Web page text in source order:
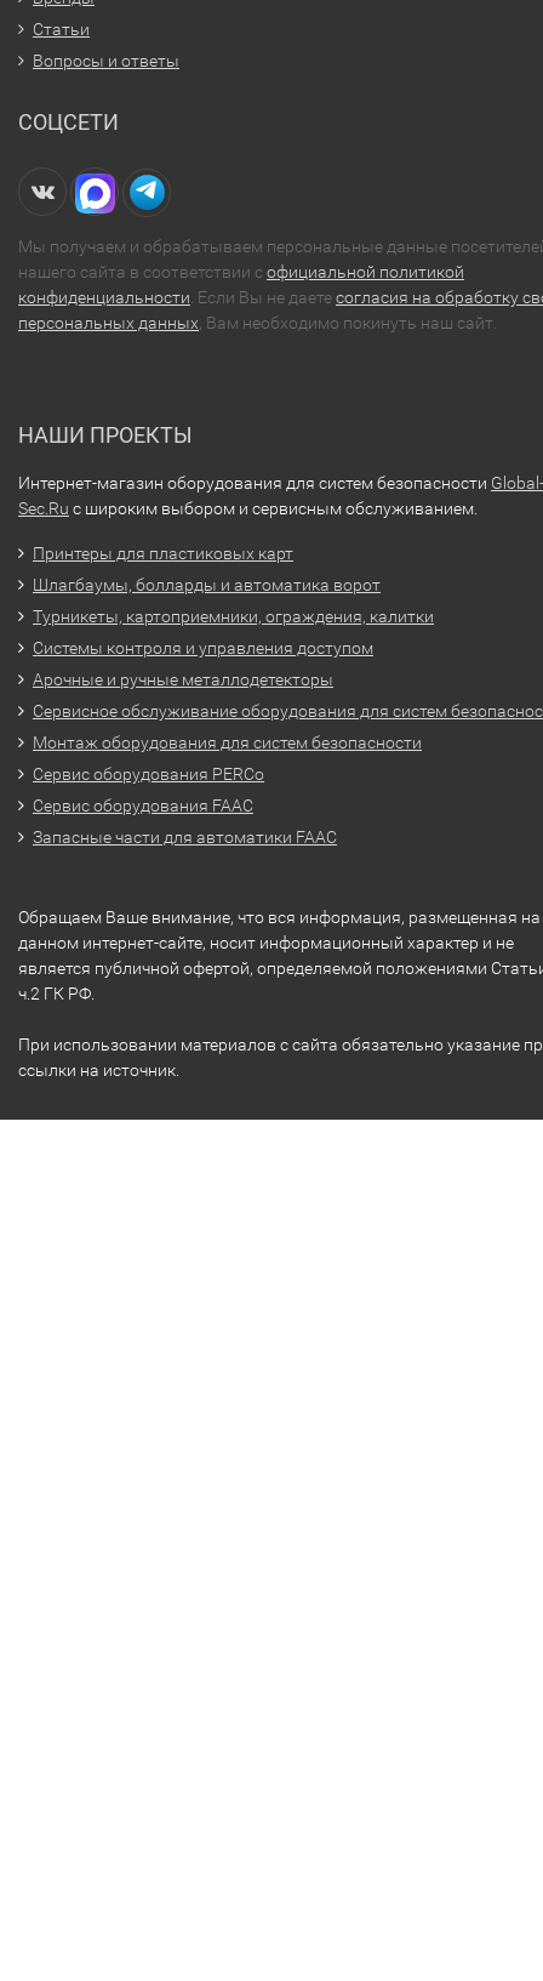
Статьи
Вопросы и ответы
СОЦСЕТИ
Мы получаем и обрабатываем персональные данные
нашего сайта в соответствии софициальной политикой
конфиденциальности. Если Вы не даетесогласия на обработку
персональных данных, Вам необходимо покинуть наш сайт.
НАШИ ПРОЕКТЫ
Интернет-магазин оборудования для систем безопасности Global-
Sec.Ru с широким выбором и сервисным обслуживанием.
Принтеры для пластиковых карт
Шлагбаумы, болларды и автоматика ворот
Турникеты, картоприемники, ограждения, калитки
Системы контроля и управления доступом
Арочные и ручные металлодетекторы
Сервисное обслуживание оборудования для систем
Монтаж оборудования для систем безопасности
Сервис оборудования PERCo
Сервис оборудования FAAC
Запасные части для автоматики FAAC
Обращаем Ваше внимание, что вся информация, размещенная на
данном интернет-сайте, носит информационный характер и не
является публичной офертой, определяемой положениями
ч.2 ГК РФ.
При использовании материалов с сайта обязательно указание
ссылки на источник.